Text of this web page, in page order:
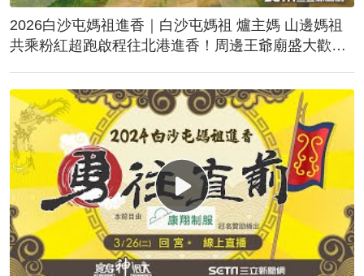
2026白沙屯媽祖進香｜白沙屯媽祖 爐主媽 山邊媽祖
共乘粉紅超跑啟程往北港進香！周邊王爺廟盛大歡